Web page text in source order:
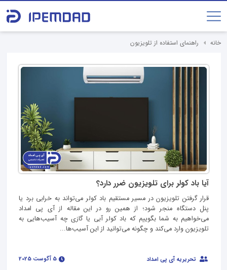
خانه راهنمای استفاده از تلویزیون
آیا باد کولر برای تلویزیون ضرر دارد؟
قرار گرفتن تلویزیون در مسیر مستقیم باد کولر می‌تواند به خرابی برد یا
پنل دستگاه منجر شود؛ از همین‌ رو در این مقاله از آی پی امداد
می‌خواهیم به شما بگوییم که باد کولر آبی یا گازی چه آسیب‌هایی به
تلویزیون وارد می‌کند و چگونه می‌توانید از این آسیب‌ها...
تحریریه آی پی امداد